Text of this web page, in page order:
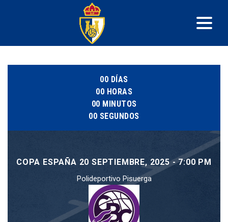
00 DÍAS
00 HORAS
00 MINUTOS
00 SEGUNDOS
COPA ESPAÑA 20 SEPTIEMBRE, 2025 - 7:00 PM
Polideportivo Pisuerga